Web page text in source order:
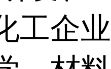
工企